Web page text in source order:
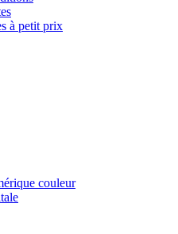
à petit prix
couleur